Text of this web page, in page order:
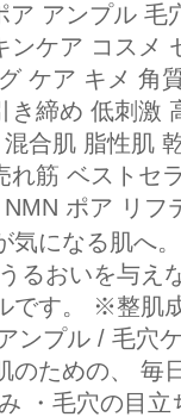
ア アンプル
ンケア コスメ
ケア キメ 角
き締め 低刺激
合肌 脂性肌
れ筋 ベストセ
ポア リ
気になる肌へ
るおいを与え
です。 ※整肌
ンプル / 毛穴
のための、 毎
・毛穴の目